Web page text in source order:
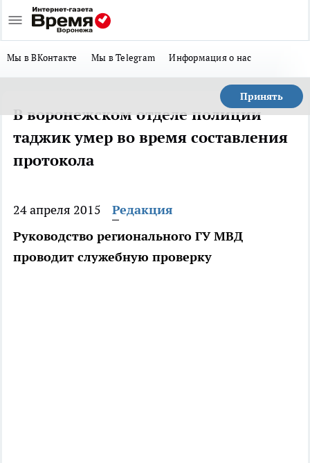
Мы в ВКонтакте Мы в Telegram Информация о нас
Принять
В воронежском отделе полиции
таджик умер во время составления
протокола
24 апреля 2015
Редакция
Руководство регионального ГУ МВД
проводит служебную проверку